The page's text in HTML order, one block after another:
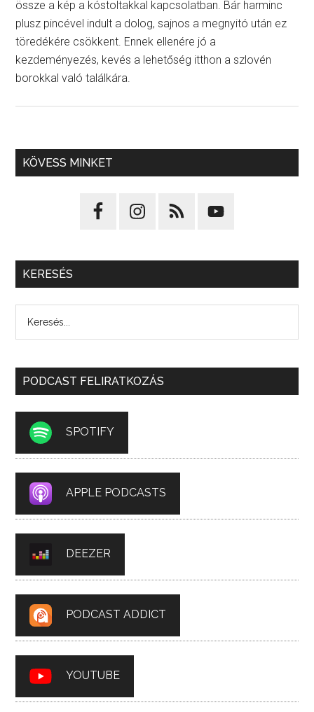
össze a kép a kóstoltakkal kapcsolatban. Bár harminc
plusz pincével indult a dolog, sajnos a megnyitó után ez
töredékére csökkent. Ennek ellenére jó a
kezdeményezés, kevés a lehetőség itthon a szlovén
borokkal való találkára.
KÖVESS MINKET
KERESÉS
PODCAST FELIRATKOZÁS
SPOTIFY
APPLE PODCASTS
DEEZER
PODCAST ADDICT
YOUTUBE